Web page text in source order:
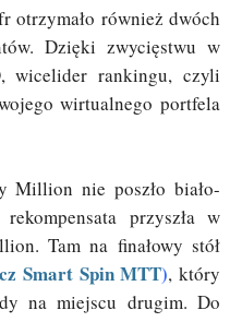
otrzymało również dwóch
Dzięki zwycięstwu w
wicelider rankingu, czyli
wirtualnego portfela
Million nie poszło biało-
przyszła w
Tam na finałowy stół
Smart Spin MTT), który
na miejscu drugim. Do